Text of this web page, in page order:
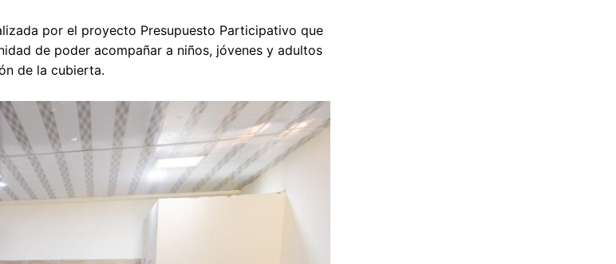
por el proyecto Presupuesto Participativo que
de poder acompañar a niños, jóvenes y adultos
de la cubierta.